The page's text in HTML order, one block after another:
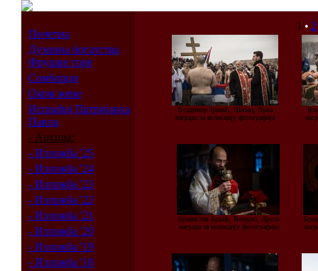
Почетна
Духовна богатства
Фрушке горе
Сомборци
Оком жене
Испраћај Патријарха
Павла
- Архива:
- Изложба '25
- Изложба '24
- Изложба '23
- Изложба '22
- Изложба '21
- Изложба '20
- Изложба '19
- Изложба '18
1 • 2
Владимир Ђинић, Шабац, Прва
награда за колекцију фотографија
Бранислав Бркић, Beograd, Друга
награда за колекцију фотографија